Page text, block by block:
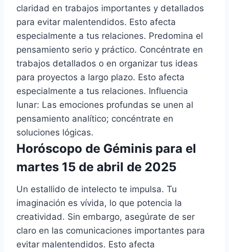
claridad en trabajos importantes y detallados
para evitar malentendidos. Esto afecta
especialmente a tus relaciones. Predomina el
pensamiento serio y práctico. Concéntrate en
trabajos detallados o en organizar tus ideas
para proyectos a largo plazo. Esto afecta
especialmente a tus relaciones. Influencia
lunar: Las emociones profundas se unen al
pensamiento analítico; concéntrate en
soluciones lógicas.
Horóscopo de Géminis para el
martes 15 de abril de 2025
Un estallido de intelecto te impulsa. Tu
imaginación es vívida, lo que potencia la
creatividad. Sin embargo, asegúrate de ser
claro en las comunicaciones importantes para
evitar malentendidos. Esto afecta